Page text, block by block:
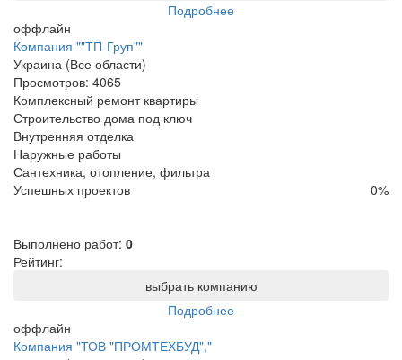
Подробнее
оффлайн
Компания ""ТП-Груп""
Украина (Все области)
Просмотров: 4065
Комплексный ремонт квартиры
Строительство дома под ключ
Внутренняя отделка
Наружные работы
Сантехника, отопление, фильтра
Успешных проектов
0%
Выполнено работ: 0
Рейтинг:
выбрать компанию
Подробнее
оффлайн
Компания "ТОВ "ПРОМТЕХБУД","